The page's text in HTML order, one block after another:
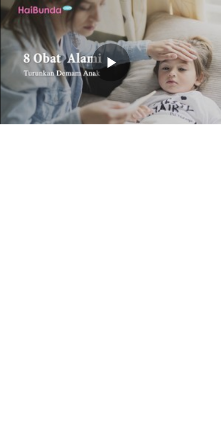
Memutarkan
Video